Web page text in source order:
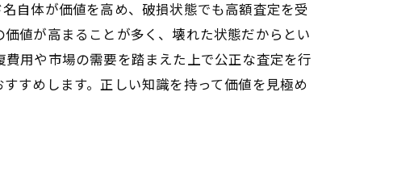
自体が価値を高め、破損状態でも高額査定を受
値が高まることが多く、壊れた状態だからとい
用や市場の需要を踏まえた上で公正な査定を行
すめします。正しい知識を持って価値を見極め